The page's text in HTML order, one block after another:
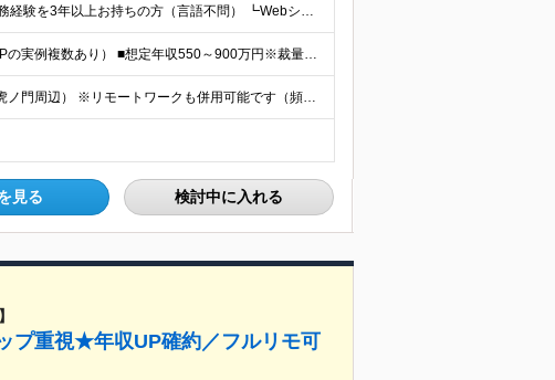
【30代～40代活躍中！】 ●システム開発の実務経験を3年以上お持ちの方（言語不問） ┗Webシステムの基本的な概念や仕組みを理解されている方を想定しています ※学歴不問 ★こんな方をお待ちしていま
◎前職以上の給与保障（前職から月5万以上UPの実例複数あり） ■想定年収550～900万円※裁量労働制 ■月給45万円～＋業績賞与（15期以上連続で支給） ※ご経験・スキルを考慮して決定いたします ※
各プロジェクト拠点（主に飯田橋、水道橋、虎ノ門周辺） ※リモートワークも併用可能です（頻度はプロジェクトにより異なります） ■本社 東京都千代田区麹町4-2 麹町ミッドスクエア4F ◎2024年12
見る 検討中に入れる
プ重視★年収UP確約／フルリモ可